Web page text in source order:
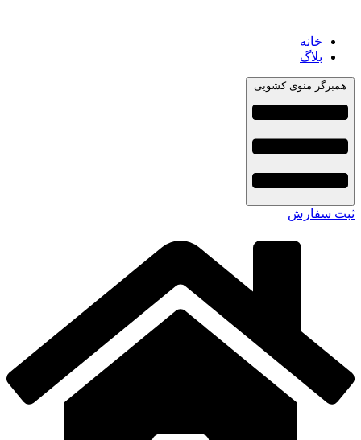
خانه
بلاگ
همبرگر منوی کشویی
ثبت سفارش